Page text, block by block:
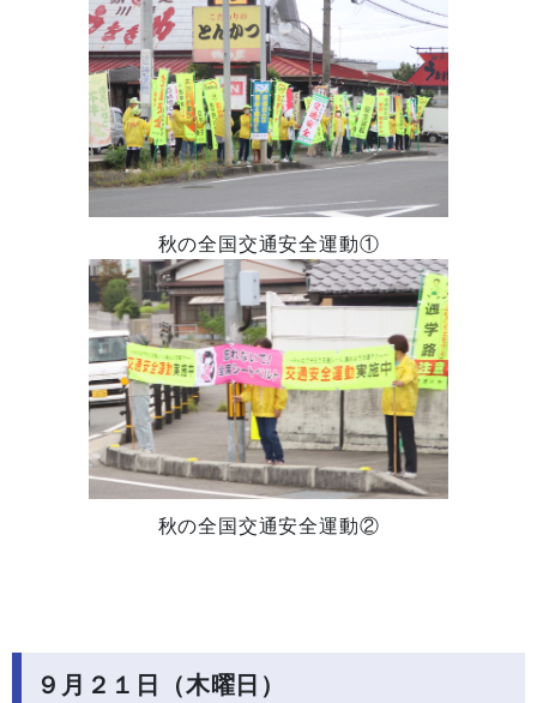
秋の全国交通安全運動①
秋の全国交通安全運動②
９月２１日（木曜日）